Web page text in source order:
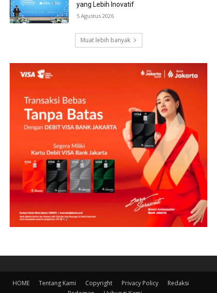
yang Lebih Inovatif
5 Agustus 2026
Muat lebih banyak
HOME Tentang Kami Copyright Privacy Policy
Redaksi